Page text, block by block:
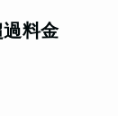
料金